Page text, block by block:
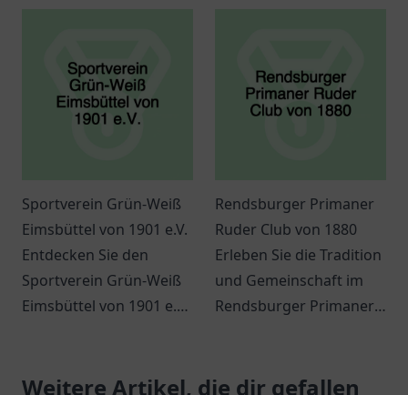
Erlangen.
Sportverein Grün-Weiß
Eimsbüttel von 1901 e.V.
Entdecken Sie den
Sportverein Grün-Weiß
Eimsbüttel von 1901 e.V.
und Tradition!
Rendsburger Primaner
Ruder Club von 1880
Erleben Sie die Tradition
und Gemeinschaft im
Rendsburger Primaner
Wassersportbegeisterte
Weitere Artikel, die dir gefallen